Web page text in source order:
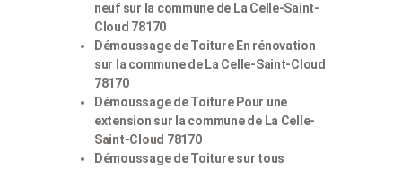
neuf sur la commune de La Celle-Saint-
Cloud 78170
Démoussage de Toiture En rénovation
sur la commune de La Celle-Saint-Cloud
78170
Démoussage de Toiture Pour une
extension sur la commune de La Celle-
Saint-Cloud 78170
Démoussage de Toiture sur tous